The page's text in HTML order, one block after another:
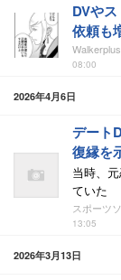
DVや
依頼も
Walkerplus
08:00
2026年4月6日
デート
復縁を
当時、
ていた
スポーツ
13:05
2026年3月13日